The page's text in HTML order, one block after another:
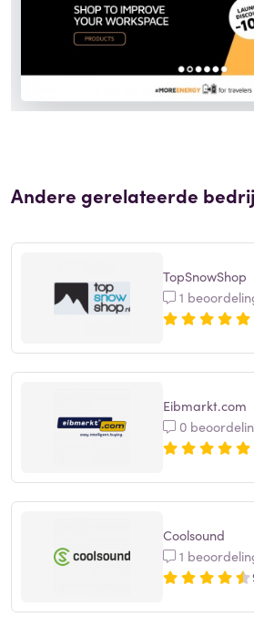
Andere gerelateerde
TopSnowShop
1
Eibmarkt.com
0
Coolsound
1